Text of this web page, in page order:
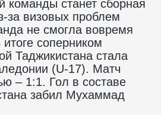
команды станет сборная
за визовых проблем
не смогла вовремя
соперником
Таджикистана стала
(U-17). Матч
– 1:1. Гол в составе
забил Мухаммад